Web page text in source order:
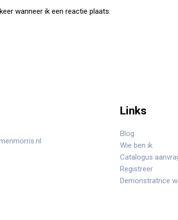
wanneer ik een reactie plaats.
Links
Blog
Wie ben ik
Catalogus
Registreer
Demonstratrice